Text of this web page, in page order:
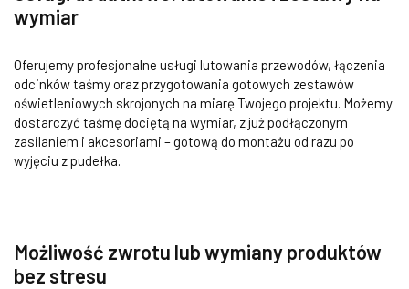
wymiar
Oferujemy profesjonalne usługi lutowania przewodów, łączenia
odcinków taśmy oraz przygotowania gotowych zestawów
oświetleniowych skrojonych na miarę Twojego projektu. Możemy
dostarczyć taśmę dociętą na wymiar, z już podłączonym
zasilaniem i akcesoriami – gotową do montażu od razu po
wyjęciu z pudełka.
Możliwość zwrotu lub wymiany produktów
bez stresu